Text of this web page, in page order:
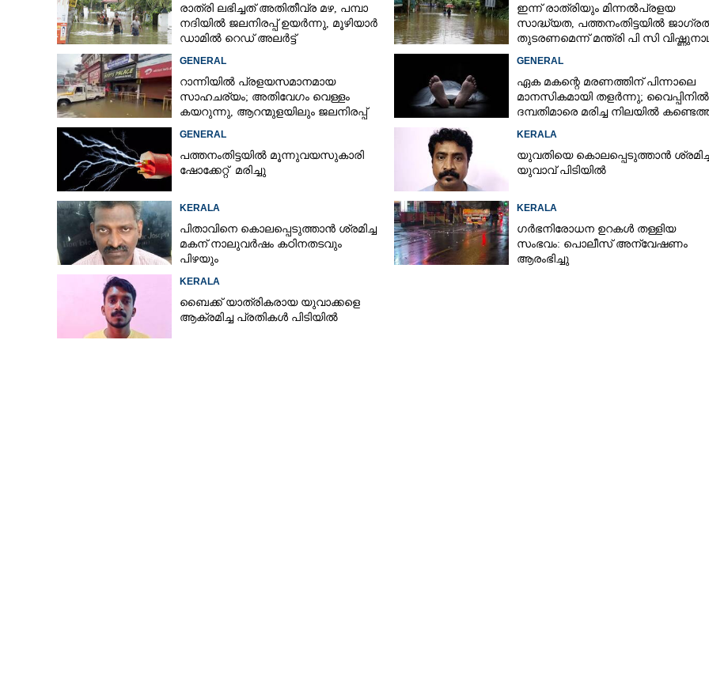
രാത്രി ലഭിച്ചത് അതിതീവ്ര മഴ, പമ്പാ
നദിയിൽ ജലനിരപ്പ് ഉയർന്നു, മൂഴിയാർ
ഡാമിൽ റെഡ് അലർട്ട്
ഇന്ന് രാത്രിയും മിന്നൽപ്രളയ
സാദ്ധ്യത,​ പത്തനംതിട്ടയിൽ
തുടരണമെന്ന് മന്ത്രി പി സി
GENERAL
റാന്നിയിൽ പ്രളയസമാനമായ
സാഹചര്യം; അതിവേഗം വെള്ളം
കയറുന്നു, ആറന്മുളയിലും ജലനിരപ്പ്
GENERAL
ഏക മകന്റെ മരണത്തിന് പിന്നാലെ
മാനസികമായി തളർന്നു; വൈപ്പിനിൽ
ദമ്പതിമാരെ മരിച്ച നിലയിൽ
GENERAL
പത്തനംതിട്ടയിൽ മൂന്നുവയസുകാരി
ഷോക്കേറ്റ് മരിച്ചു
KERALA
യുവതിയെ കൊലപ്പെടുത്താൻ
യുവാവ് പിടിയിൽ
KERALA
പിതാവിനെ കൊലപ്പെടുത്താൻ ശ്രമിച്ച
മകന് നാലുവർഷം കഠിനതടവും
പിഴയും
KERALA
ഗർഭനിരോധന ഉറകൾ തള്ളിയ
സംഭവം: പൊലീസ് അന്വേഷണം
ആരംഭിച്ചു
KERALA
ബൈക്ക് യാത്രികരായ യുവാക്കളെ
ആക്രമിച്ച പ്രതികൾ പിടിയിൽ